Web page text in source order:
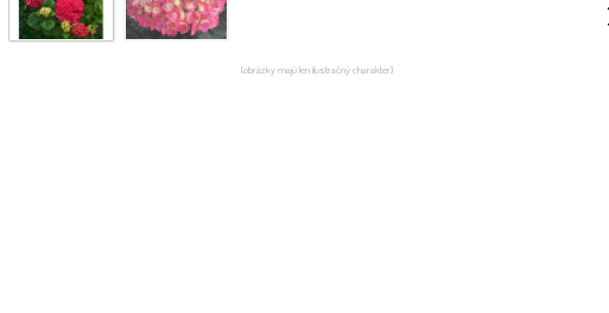
(obrázky majú len ilustračný charakter)